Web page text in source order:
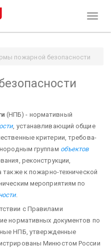
пожарной безопасности
(НПБ) - нормативный
, устанавливающий общие
критерии, требова­
группам объектов
реконструкции,
также к пожарно-технической
мероприятиям по
.
с Правилами
норма­тивных документов по
НПБ, утвержденные
Минюстом России